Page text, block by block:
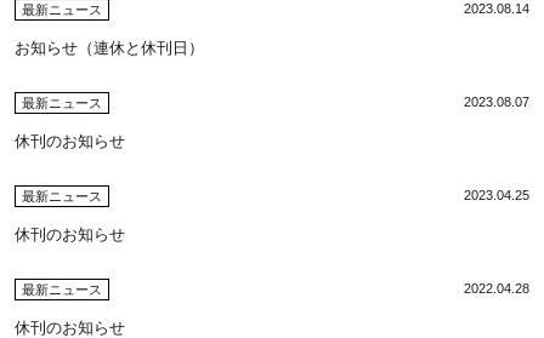
最新ニュース 2023.08.14
お知らせ（連休と休刊日）
最新ニュース 2023.08.07
休刊のお知らせ
最新ニュース 2023.04.25
休刊のお知らせ
最新ニュース 2022.04.28
休刊のお知らせ